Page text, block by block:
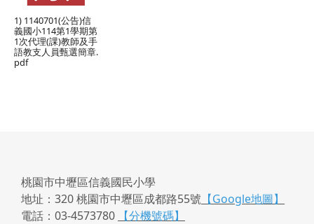
1) 1140701(公告)信
義國小114第1學期第
1次代理(課)教師及手
語教支人員甄選簡章.
pdf
桃園市中壢區信義國民小學
地址：320 桃園市中壢區成都路55號 【Google地圖】
電話：03-4573780
【分機號碼】